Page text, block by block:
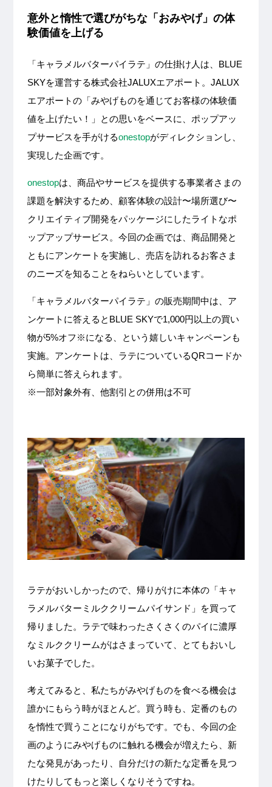
意外と惰性で選びがちな「おみやげ」の体
験価値を上げる
「キャラメルバターパイラテ」の仕掛け人は、BLUE
SKYを運営する株式会社JALUXエアポート。JALUX
エアポートの「みやげものを通じてお客様の体験価
値を上げたい！」との思いをベースに、ポップアッ
プサービスを手がけるonestopがディレクションし、
実現した企画です。
onestopは、商品やサービスを提供する事業者さまの
課題を解決するため、顧客体験の設計〜場所選び〜
クリエイティブ開発をパッケージにしたライトなポ
ップアップサービス。今回の企画では、商品開発と
ともにアンケートを実施し、売店を訪れるお客さま
のニーズを知ることをねらいとしています。
「キャラメルバターパイラテ」の販売期間中は、ア
ンケートに答えるとBLUE SKYで1,000円以上の買い
物が5%オフ※になる、という嬉しいキャンペーンも
実施。アンケートは、ラテについているQRコードか
ら簡単に答えられます。
※一部対象外有、他割引との併用は不可
ラテがおいしかったので、帰りがけに本体の「キャ
ラメルバターミルククリームパイサンド」を買って
帰りました。ラテで味わったさくさくのパイに濃厚
なミルククリームがはさまっていて、とてもおいし
いお菓子でした。
考えてみると、私たちがみやげものを食べる機会は
誰かにもらう時がほとんど。買う時も、定番のもの
を惰性で買うことになりがちです。でも、今回の企
画のようにみやげものに触れる機会が増えたら、新
たな発見があったり、自分だけの新たな定番を見つ
けたりしてもっと楽しくなりそうですね。